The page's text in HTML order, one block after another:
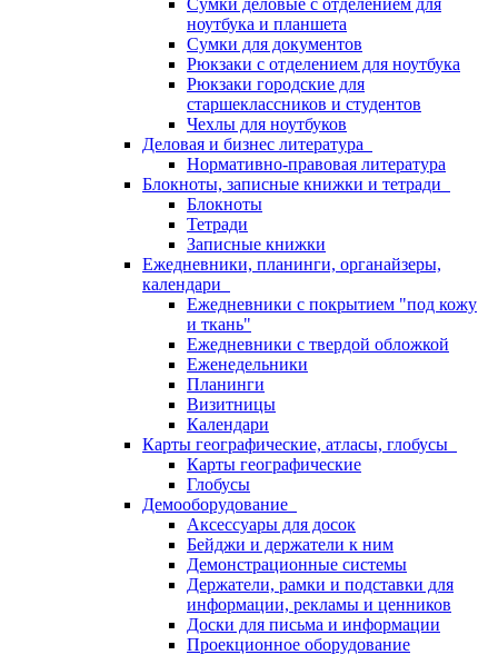
Сумки деловые с отделением для
ноутбука и планшета
Сумки для документов
Рюкзаки с отделением для ноутбука
Рюкзаки городские для
старшеклассников и студентов
Чехлы для ноутбуков
Деловая и бизнес литература
Нормативно-правовая литература
Блокноты, записные книжки и тетради
Блокноты
Тетради
Записные книжки
Ежедневники, планинги, органайзеры,
календари
Ежедневники с покрытием "под кожу
и ткань"
Ежедневники с твердой обложкой
Еженедельники
Планинги
Визитницы
Календари
Карты географические, атласы, глобусы
Карты географические
Глобусы
Демооборудование
Аксессуары для досок
Бейджи и держатели к ним
Демонстрационные системы
Держатели, рамки и подставки для
информации, рекламы и ценников
Доски для письма и информации
Проекционное оборудование